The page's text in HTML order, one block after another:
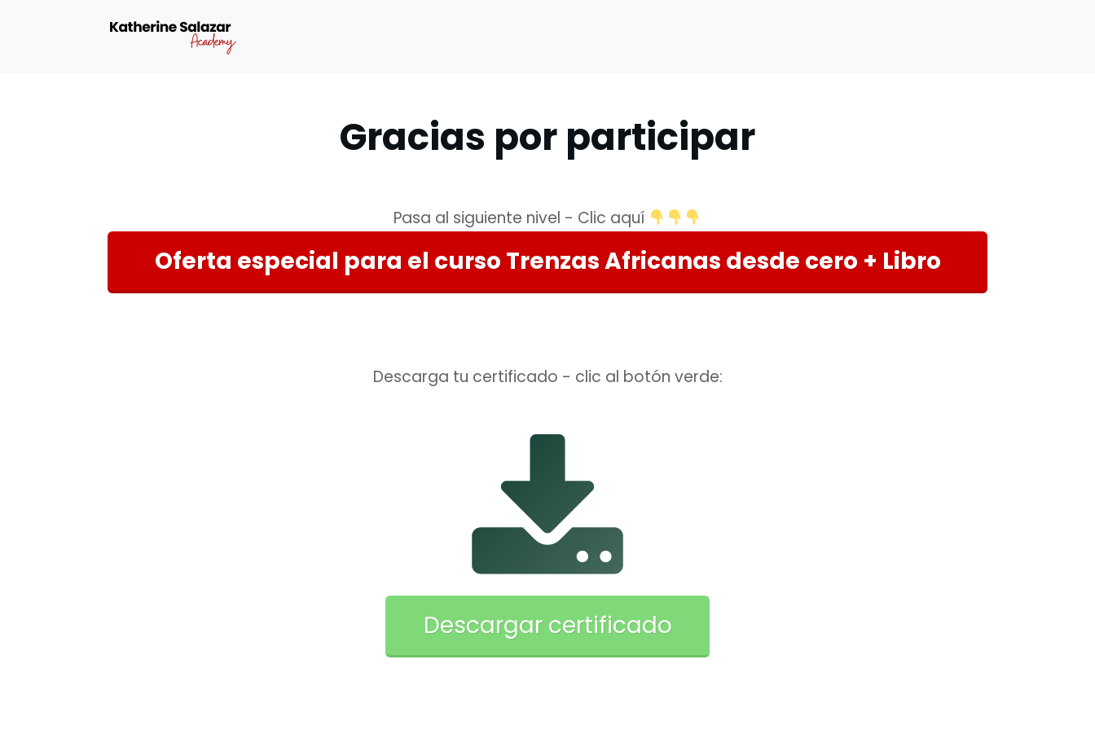
Gracias por participar
Pasa al siguiente nivel - Clic aquí
Oferta especial para el curso Trenzas Africanas desde cero + Libro
Descarga tu certificado - clic al botón verde:
Descargar certificado